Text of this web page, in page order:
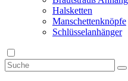
Halsketten
Manschettenknöpfe
Schlüsselanhänger